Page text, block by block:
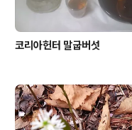
코리아헌터 말굽버섯